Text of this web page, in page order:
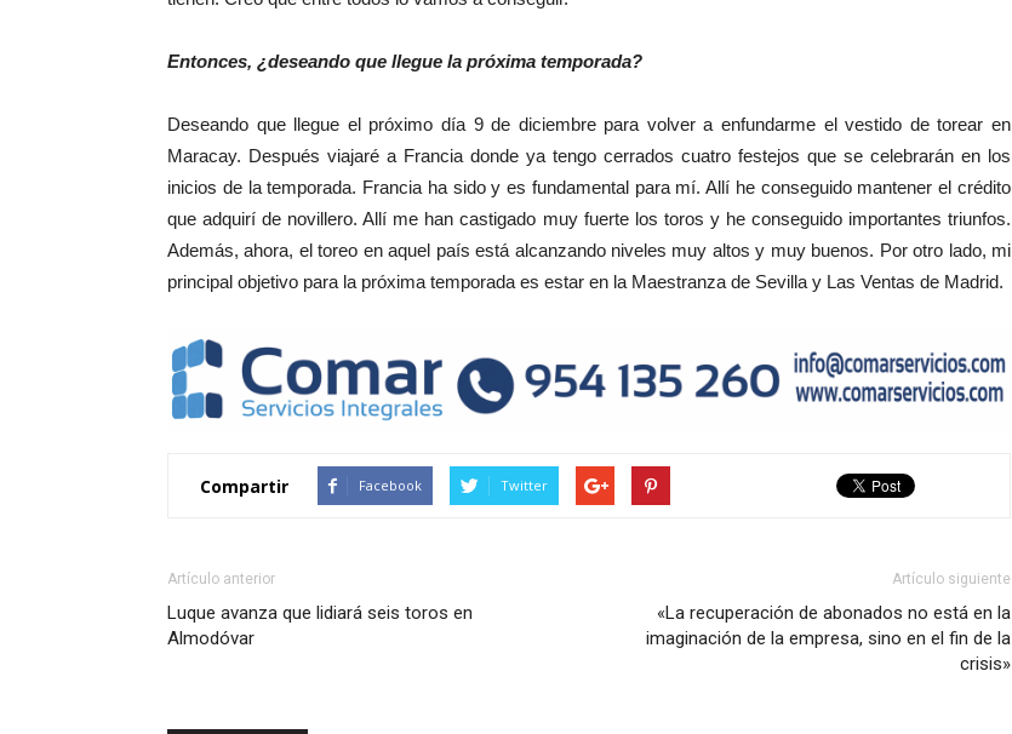
Entonces, ¿deseando que llegue la próxima temporada?
Deseando que llegue el próximo día 9 de diciembre para volver a enfundarme el vestido de torear en
Maracay. Después viajaré a Francia donde ya tengo cerrados cuatro festejos que se celebrarán en los
inicios de la temporada. Francia ha sido y es fundamental para mí. Allí he conseguido mantener el crédito
que adquirí de novillero. Allí me han castigado muy fuerte los toros y he conseguido importantes triunfos.
Además, ahora, el toreo en aquel país está alcanzando niveles muy altos y muy buenos. Por otro lado, mi
principal objetivo para la próxima temporada es estar en la Maestranza de Sevilla y Las Ventas de Madrid.
Compartir Facebook Twitter
Artículo anterior
Luque avanza que lidiará seis toros en
Almodóvar
Artículo siguiente
«La recuperación de abonados no está en la
imaginación de la empresa, sino en el fin de la
crisis»